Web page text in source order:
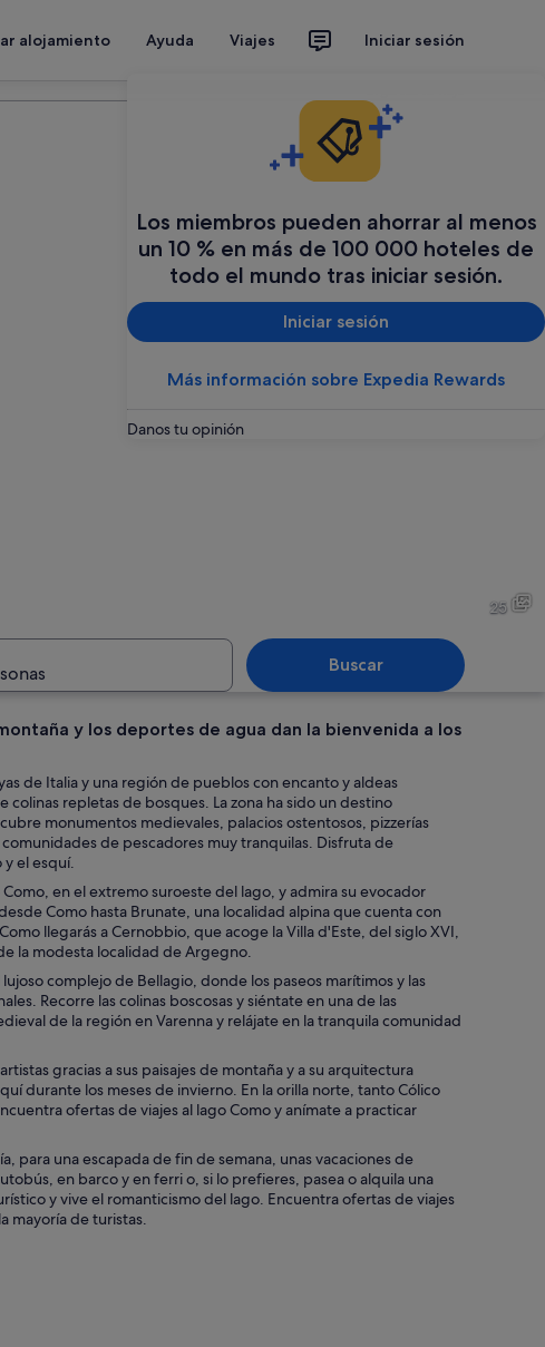
alojamiento Ayuda Viajes Iniciar sesión
Los miembros pueden ahorrar al menos
un 10 % en más de 100 000 hoteles de
todo el mundo tras iniciar sesión.
Iniciar sesión
Más información sobre Expedia Rewards
Danos tu opinión
25
Buscar
y los deportes de agua dan la bienvenida a los
de Italia y una región de pueblos con encanto y aldeas
repletas de bosques. La zona ha sido un destino
monumentos medievales, palacios ostentosos, pizzerías
de pescadores muy tranquilas. Disfruta de
y el esquí.
en el extremo suroeste del lago, y admira su evocador
Como hasta Brunate, una localidad alpina que cuenta con
llegarás a Cernobbio, que acoge la Villa d'Este, del siglo XVI,
la modesta localidad de Argegno.
complejo de Bellagio, donde los paseos marítimos y las
Recorre las colinas boscosas y siéntate en una de las
de la región en Varenna y relájate en la tranquila comunidad
gracias a sus paisajes de montaña y a su arquitectura
durante los meses de invierno. En la orilla norte, tanto Cólico
ofertas de viajes al lago Como y anímate a practicar
para una escapada de fin de semana, unas vacaciones de
en barco y en ferri o, si lo prefieres, pasea o alquila una
y vive el romanticismo del lago. Encuentra ofertas de viajes
mayoría de turistas.